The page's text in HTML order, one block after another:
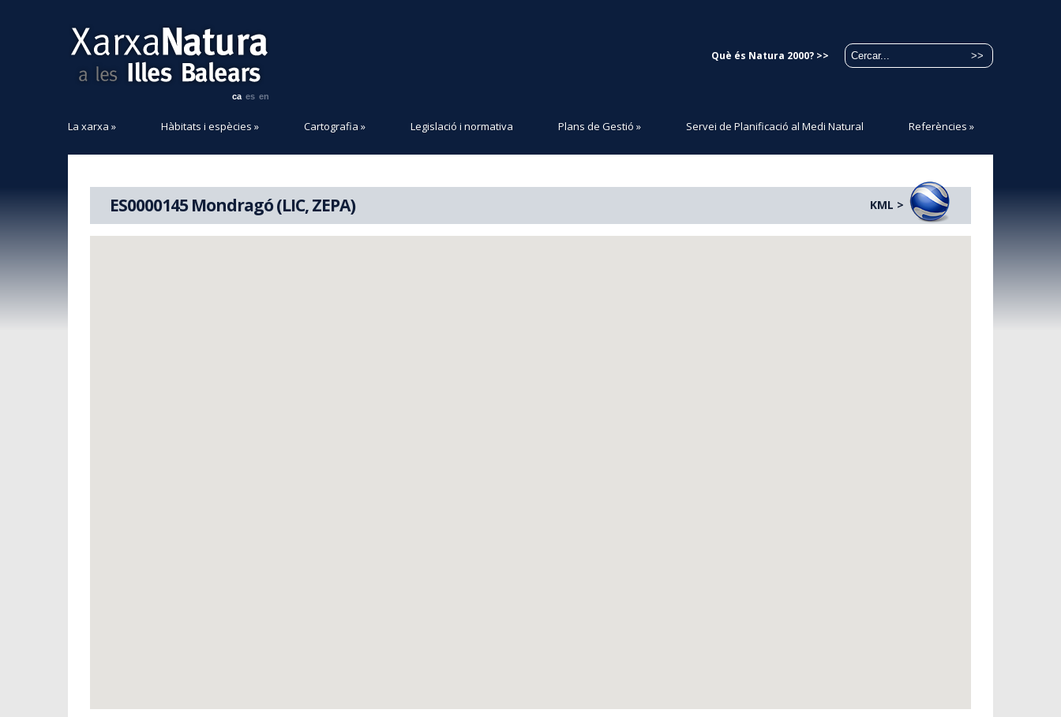
ca es en
Què és Natura 2000? >>
La xarxa » Hàbitats i espècies » Cartografia » Legislació i normativa Plans de Gestió » Servei de Planificació al Medi Natural Referències »
ES0000145 Mondragó (LIC, ZEPA) KML >